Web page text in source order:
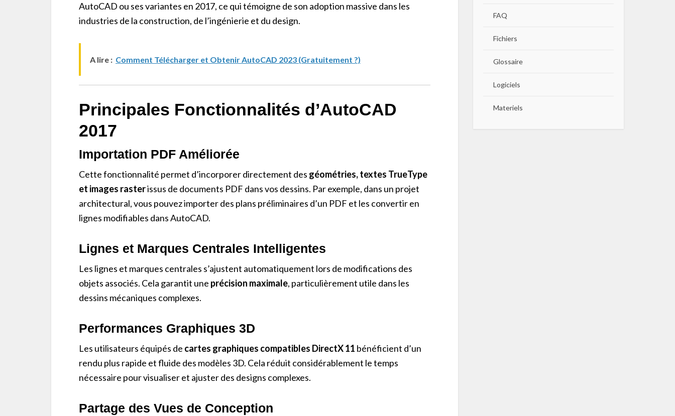
AutoCAD ou ses variantes en 2017, ce qui témoigne de son adoption massive dans les
industries de la construction, de l’ingénierie et du design.
A lire : Comment Télécharger et Obtenir AutoCAD 2023 (Gratuitement ?)
Principales Fonctionnalités d’AutoCAD
2017
Importation PDF Améliorée
Cette fonctionnalité permet d’incorporer directement des géométries, textes TrueType
et images rasterissus de documents PDF dans vos dessins. Par exemple, dans un projet
architectural, vous pouvez importer des plans préliminaires d’un PDF et les convertir en
lignes modifiables dans AutoCAD.
Lignes et Marques Centrales Intelligentes
Les lignes et marques centrales s’ajustent automatiquement lors de modifications des
objets associés. Cela garantit une précision maximale, particulièrement utile dans les
dessins mécaniques complexes.
Performances Graphiques 3D
Les utilisateurs équipés de cartes graphiques compatibles DirectX 11 bénéficient d’un
rendu plus rapide et fluide des modèles 3D. Cela réduit considérablement le temps
nécessaire pour visualiser et ajuster des designs complexes.
Partage des Vues de Conception
FAQ
Fichiers
Glossaire
Logiciels
Materiels